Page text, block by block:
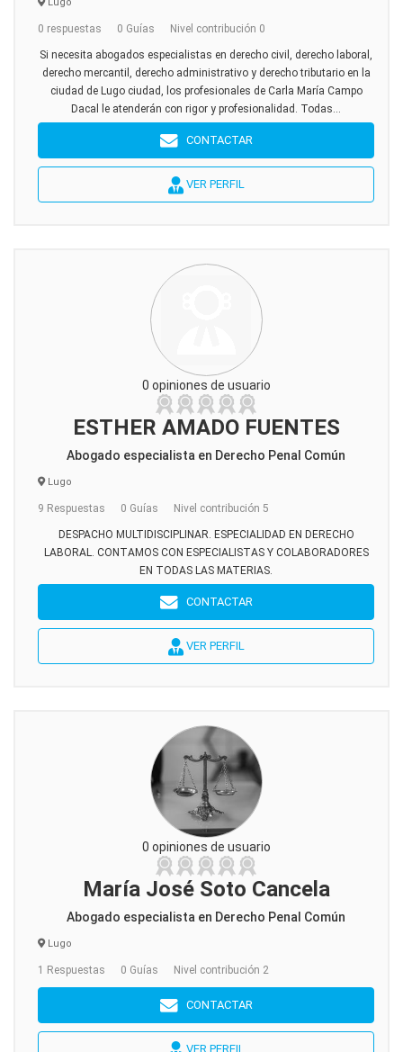
0 respuestas 0 Guías Nivel contribución 0
Si necesita abogados especialistas en derecho civil, derecho laboral,
derecho mercantil, derecho administrativo y derecho tributario en la
ciudad de Lugo ciudad, los profesionales de Carla María Campo
Dacal le atenderán con rigor y profesionalidad. Todas...
CONTACTAR
VER PERFIL
0 opiniones de usuario
ESTHER AMADO FUENTES
Abogado especialista en Derecho Penal Común
Lugo
9 Respuestas 0 Guías Nivel contribución 5
DESPACHO MULTIDISCIPLINAR. ESPECIALIDAD EN DERECHO
LABORAL. CONTAMOS CON ESPECIALISTAS Y COLABORADORES
EN TODAS LAS MATERIAS.
CONTACTAR
VER PERFIL
0 opiniones de usuario
María José Soto Cancela
Abogado especialista en Derecho Penal Común
Lugo
1 Respuestas 0 Guías Nivel contribución 2
CONTACTAR
VER PERFIL